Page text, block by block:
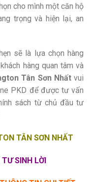
cho mình một căn hộ
trọng và hiện lại, an
sẽ là lựa chọn hàng
hàng quan tâm và
Tân Sơn Nhấtvui
PKD để được tư vấn
sách từ chủ đầu tư
TÂN SƠN NHẤT
SINH LỜI